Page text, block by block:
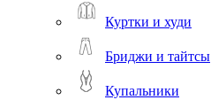
Куртки и худи
Бриджи и тайтсы
Купальники